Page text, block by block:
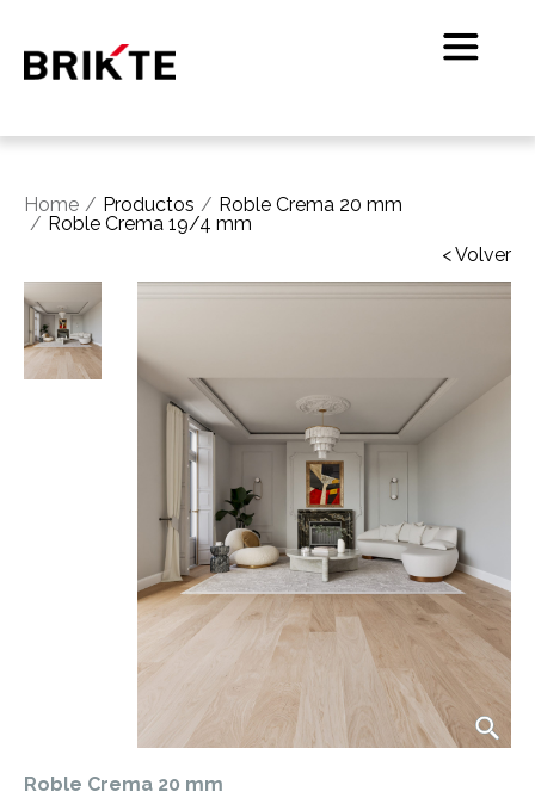
Home Productos
Roble Crema 20 mm
Roble Crema 19/4 mm
< Volver
Roble Crema 20 mm